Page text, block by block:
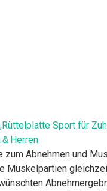
Sport für
Herren
zum Abnehmen und
Muskelpartien